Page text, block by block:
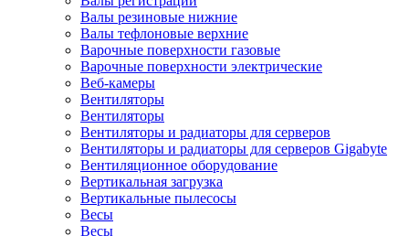
Валы резиновые нижние
Валы тефлоновые верхние
Варочные поверхности газовые
Варочные поверхности электрические
Веб-камеры
Вентиляторы
Вентиляторы
Вентиляторы и радиаторы для серверов
Вентиляторы и радиаторы для серверов Gigabyte
Вентиляционное оборудование
Вертикальная загрузка
Вертикальные пылесосы
Весы
Весы